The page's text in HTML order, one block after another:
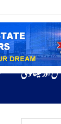
اور ٹیکنالوجی